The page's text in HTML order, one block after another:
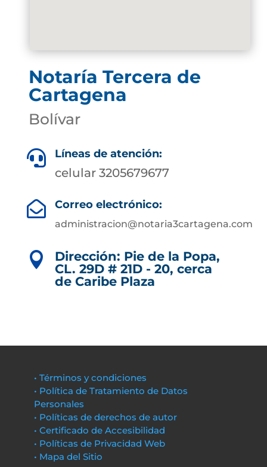
Notaría Tercera de
Cartagena
Bolívar
 Líneas de atención:
celular 3205679677
 Correo electrónico:
administracion@notaria3cartagena.com

Dirección: Pie de la Popa,
CL. 29D # 21D - 20, cerca
de Caribe Plaza
• Términos y condiciones
• Política de Tratamiento de Datos
Personales
• Políticas de derechos de autor
• Certificado de Accesibilidad
• Políticas de Privacidad Web
• Mapa del Sitio